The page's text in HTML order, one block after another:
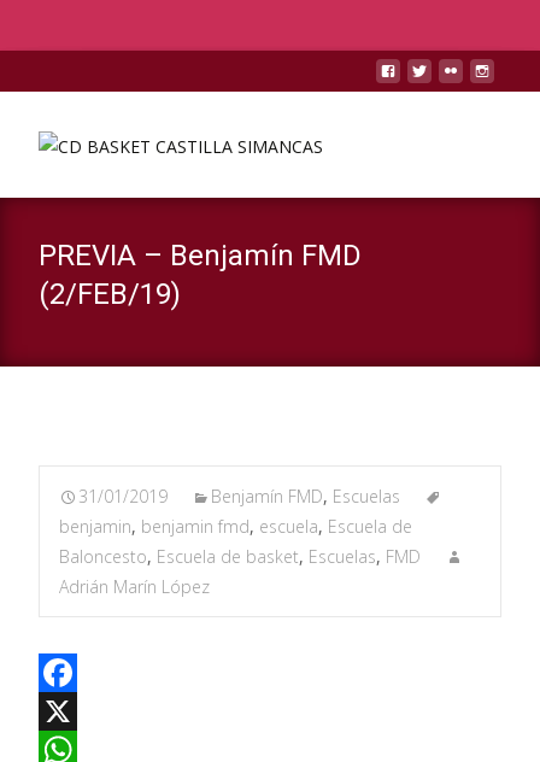
PREVIA – Benjamín FMD
(2/FEB/19)
31/01/2019 Benjamín FMD, Escuelas
benjamin, benjamin fmd, escuela, Escuela de
Baloncesto, Escuela de basket, Escuelas, FMD
Adrián Marín López
F
aX